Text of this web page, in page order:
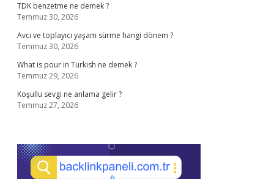
TDK benzetme ne demek ?
Temmuz 30, 2026
Avcı ve toplayıcı yaşam sürme hangi dönem ?
Temmuz 30, 2026
What is pour in Turkish ne demek ?
Temmuz 29, 2026
Koşullu sevgi ne anlama gelir ?
Temmuz 27, 2026